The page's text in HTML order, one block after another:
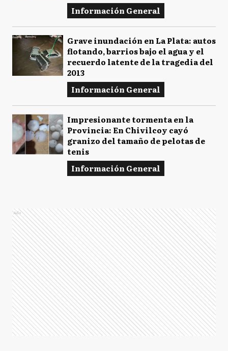
Información General
Grave inundación en La Plata: autos
flotando, barrios bajo el agua y el
recuerdo latente de la tragedia del
2013
Información General
Impresionante tormenta en la
Provincia: En Chivilcoy cayó
granizo del tamaño de pelotas de
tenis
Información General
Ads